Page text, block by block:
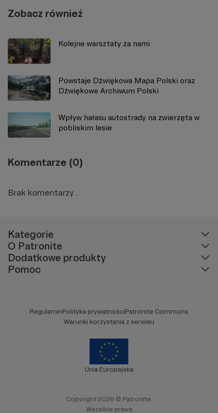
Zobacz również
Kolejne warsztaty za nami
Powstaje Dźwiękowa Mapa Polski oraz
Dźwiękowe Archiwum Polski
Wpływ hałasu autostrady na zwierzęta w
pobliskim lesie
Komentarze (0)
Brak komentarzy...
Kategorie
O Patronite
Dodatkowe produkty
Pomoc
RegulaminPolityka prywatnościPatronite Commons
Warunki korzystania z serwisu
Unia Europejska
Copyright 2026 © Patronite.
Wszelkie prawa